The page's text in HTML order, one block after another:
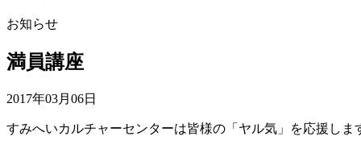
お知らせ
満員講座
2017年03月06日
すみへいカルチャーセンターは皆様の「ヤル気」を応援しま